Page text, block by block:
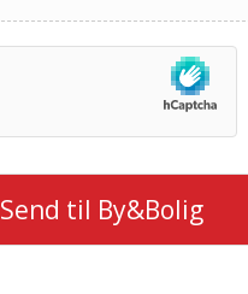
Send til By&Bolig